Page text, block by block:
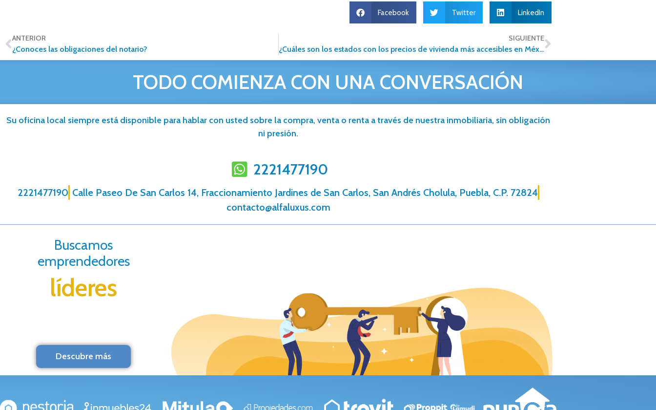
Facebook Twitter LinkedIn
ANTERIOR
¿Conoces las obligaciones del notario?
SIGUIENTE
¿Cuáles son los estados con los precios de vivienda más accesibles en México?
TODO COMIENZA CON UNA CONVERSACIÓN
Su oficina local siempre está disponible para hablar con usted sobre la compra, venta o renta a través de nuestra inmobiliaria, sin obligación
ni presión.
2221477190
2221477190 Calle Paseo De San Carlos 14, Fraccionamiento Jardines de San Carlos, San Andrés Cholula, Puebla, C.P. 72824
contacto@alfaluxus.com
Buscamos
emprendedores
líderes
Descubre más